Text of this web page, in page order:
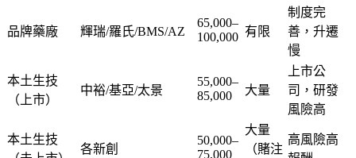
品牌藥廠 輝瑞/羅氏/BMS/AZ
65,000–
100,000 有限
制度完
善，升遷
慢
本土生技
（上市）
中裕/基亞/太景
55,000–
85,000
大量
上市公
司，研發
風險高
本土生技
各新創
50,000–
75,000
大量
（賭注
高風險高